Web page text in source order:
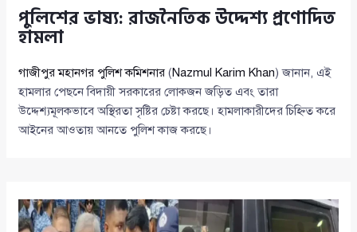
পুলিশের ভাষ্য: রাজনৈতিক উদ্দেশ্য প্রণোদিত
হামলা
গাজীপুর মহানগর পুলিশ কমিশনার (Nazmul Karim Khan) জানান, এই
হামলার পেছনে বিদায়ী সরকারের লোকজন জড়িত এবং তারা
উদ্দেশ্যমূলকভাবে অস্থিরতা সৃষ্টির চেষ্টা করছে। হামলাকারীদের চিহ্নিত করে
আইনের আওতায় আনতে পুলিশ কাজ করছে।